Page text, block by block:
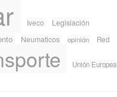
Iveco Legislación
Neumaticos opinión Red
Unión Europea